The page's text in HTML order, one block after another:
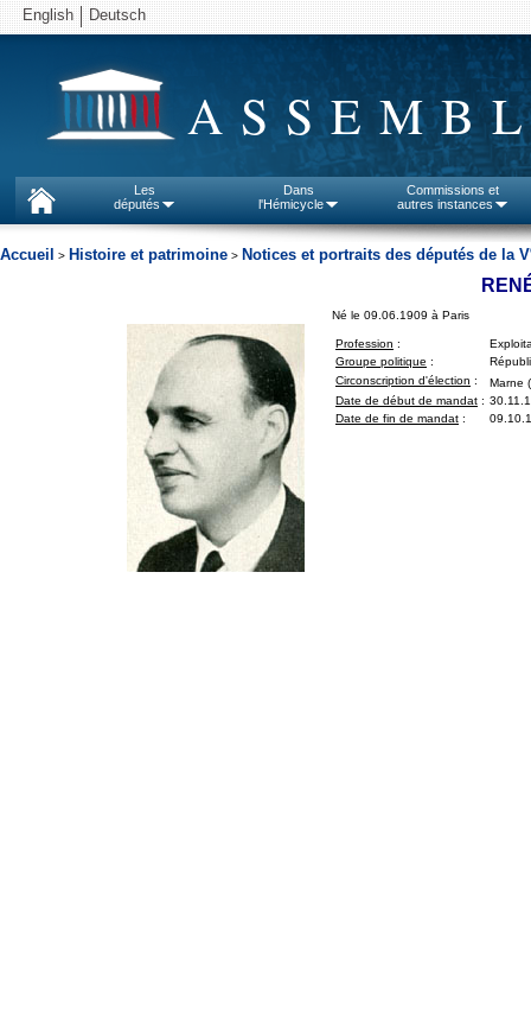
English Deutsch
Les
députés
Dans
l'Hémicycle
Commissions et
autres instances
Accueil > Histoire et patrimoine > Notices et portraits des députés de la V
Né le 09.06.1909 à Paris
Profession :
Groupe politique :
Circonscription d'élection :
Marne
Date de début de mandat :
Date de fin de mandat :